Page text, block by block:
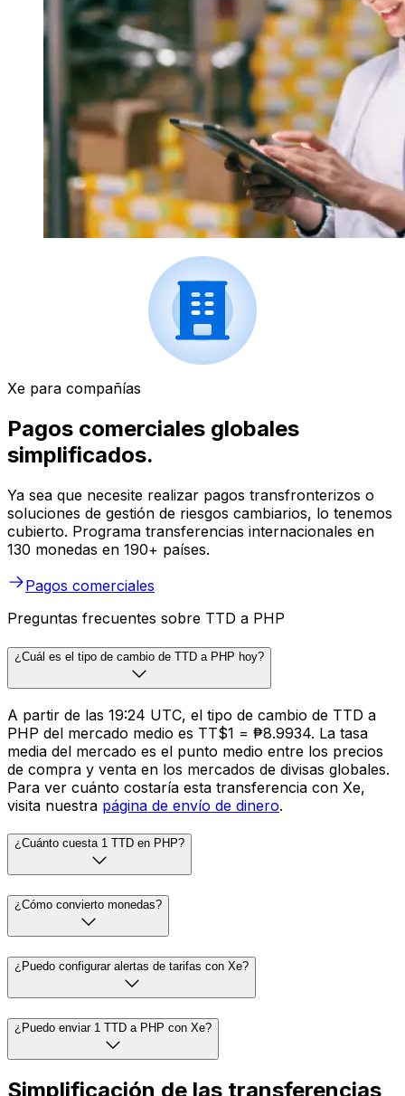
Xe para compañías
Pagos comerciales globales
simplificados.
Ya sea que necesite realizar pagos transfronterizos o
soluciones de gestión de riesgos cambiarios, lo tenemos
cubierto. Programa transferencias internacionales en
130 monedas en 190+ países.
Pagos comerciales
Preguntas frecuentes sobre TTD a PHP
¿Cuál es el tipo de cambio de TTD a PHP hoy?
A partir de las 19:24 UTC, el tipo de cambio de TTD a
PHP del mercado medio es TT$1 = ₱8.9934. La tasa
media del mercado es el punto medio entre los precios
de compra y venta en los mercados de divisas globales.
Para ver cuánto costaría esta transferencia con Xe,
visita nuestra página de envío de dinero.
¿Cuánto cuesta 1 TTD en PHP?
¿Cómo convierto monedas?
¿Puedo configurar alertas de tarifas con Xe?
¿Puedo enviar 1 TTD a PHP con Xe?
Simplificación de las transferencias